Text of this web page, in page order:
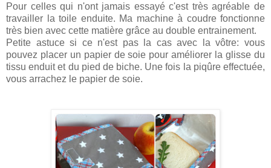
Pour celles qui n'ont jamais essayé c'est très agréable de
travailler la toile enduite. Ma machine à coudre fonctionne
très bien avec cette matière grâce au double entrainement.
Petite astuce si ce n'est pas la cas avec la vôtre: vous
pouvez placer un papier de soie pour améliorer la glisse du
tissu enduit et du pied de biche. Une fois la piqûre effectuée,
vous arrachez le papier de soie.